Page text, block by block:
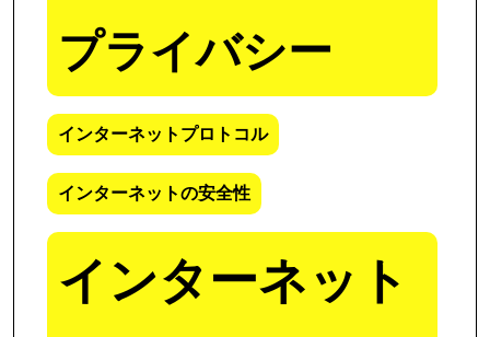
プライバシー
インターネットプロトコル
インターネットの安全性
インターネット